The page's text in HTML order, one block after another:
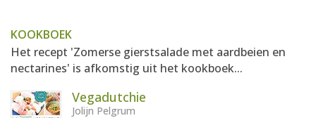
KOOKBOEK
Het recept 'Zomerse gierstsalade met aardbeien en
nectarines' is afkomstig uit het kookboek...
Vegadutchie
Jolijn Pelgrum